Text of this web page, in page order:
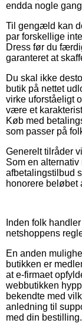
endda nogle
Til gengæld kan
par forskellige
Dress før du
garanteret at
Du skal ikke
butik på nettet
virke uforståeligt
være et
Køb med
som passer på
Generelt tilråder
Som en
afbetalingstilbud
honorere beløbet
Inden folk
netshoppens
En anden
butikken er
at e-firmaet
webbutikken
bekendte med
anledning til
med din bestilling.